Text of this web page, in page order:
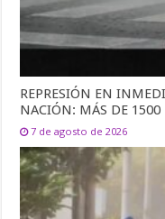
REPRESIÓN EN
NACIÓN: MÁS DE 1500
7 de agosto de 2026